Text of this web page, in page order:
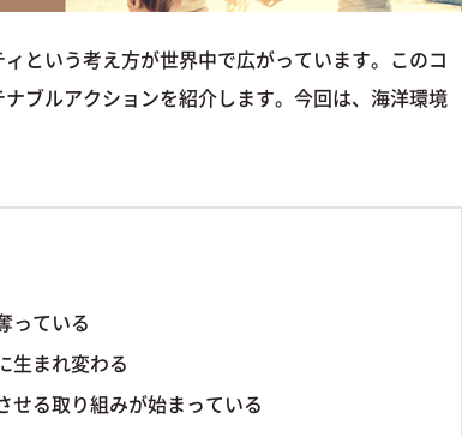
という考え方が世界中で広がっています。このコ
ブルアクションを紹介します。今回は、海洋環境
っている
生まれ変わる
せる取り組みが始まっている